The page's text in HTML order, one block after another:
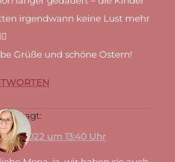
irgendwann keine Lust mehr
Grüße und schöne Ostern!
sagt:
April 2022 um 13:40 Uhr